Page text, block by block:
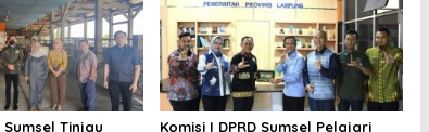
Sumsel Tinjau
Komisi I DPRD Sumsel Pelajari